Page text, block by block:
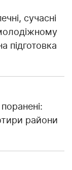
сучасні
підготовка
райони